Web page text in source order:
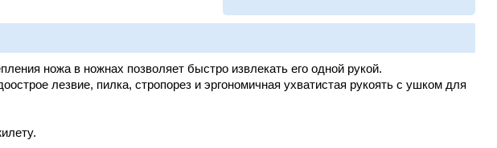
ножа в ножнах позволяет быстро извлекать его одной рукой.
лезвие, пилка, стропорез и эргономичная ухватистая рукоять с ушком для